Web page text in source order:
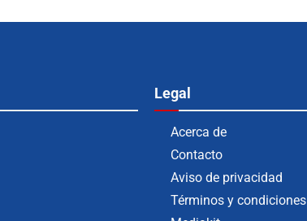
Legal
Acerca de
Contacto
Aviso de privacidad
Términos y condiciones